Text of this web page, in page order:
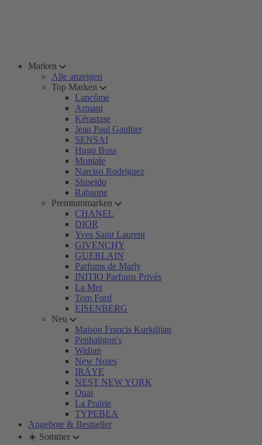
Marken
Alle anzeigen
Top Marken
Lancôme
Armani
Kérastase
Jean Paul Gaultier
SENSAI
Hugo Boss
Montale
Narciso Rodriguez
Shiseido
Rabanne
Premiummarken
CHANEL
DIOR
Yves Saint Laurent
GIVENCHY
GUERLAIN
Parfums de Marly
INITIO Parfums Privés
La Mer
Tom Ford
EISENBERG
Neu
Maison Francis Kurkdjian
Penhaligon's
Widian
New Notes
IRÄYE
NEST NEW YORK
Ouai
La Prairie
TYPEBEA
Angebote & Bestseller
☀️ Sommer